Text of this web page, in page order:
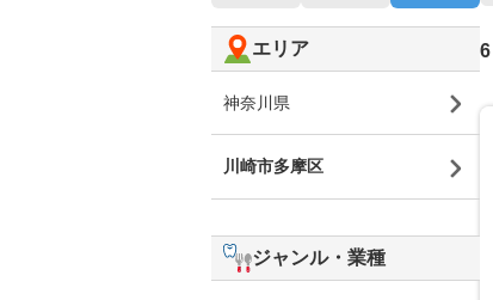
6
エリア
神奈川県
川崎市多摩区
ジャンル・業種